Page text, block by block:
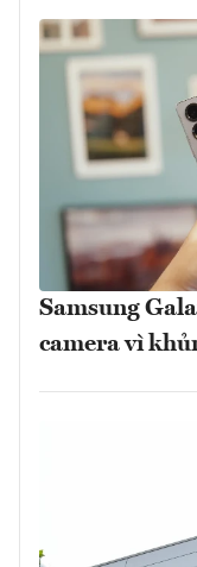
Samsung
camera vì